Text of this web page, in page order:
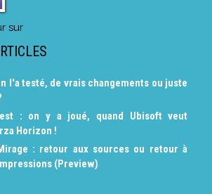
sur
l'a testé, de vrais changements ou juste
: on y a joué, quand Ubisoft veut
Horizon !
: retour aux sources ou retour à
(Preview)